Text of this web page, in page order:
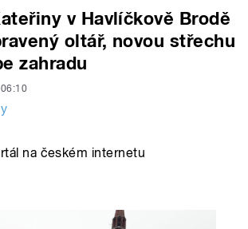
v Havlíčkově Brodě
oltář, novou střechu
zahradu
na českém internetu